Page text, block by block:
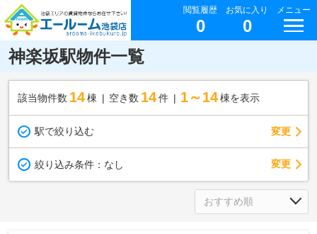
閲覧履歴
0
お気に入り
0
メニュー
神楽坂駅物件一覧
該当物件数 14棟 空き数 14 件 1～14 棟を表示
駅で絞り込む 変更
絞り込み条件： なし 変更